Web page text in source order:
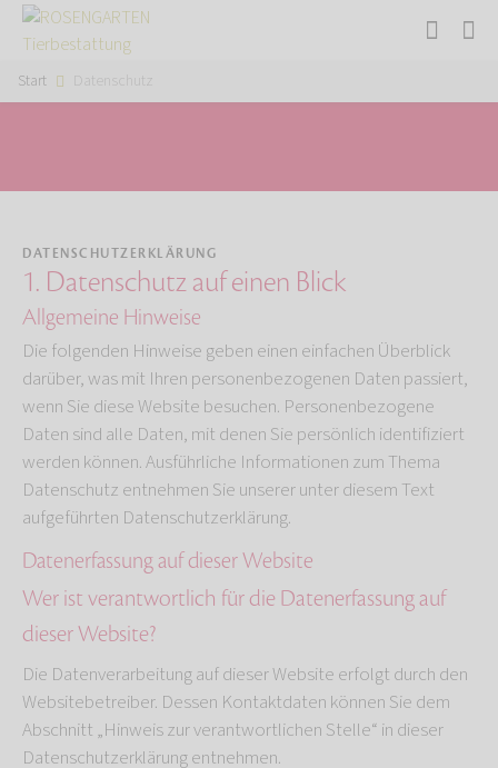
Start Datenschutz
DATENSCHUTZERKLÄRUNG
1. Datenschutz auf einen Blick
Allgemeine Hinweise
Die folgenden Hinweise geben einen einfachen Überblick
darüber, was mit Ihren personenbezogenen Daten passiert,
wenn Sie diese Website besuchen. Personenbezogene
Daten sind alle Daten, mit denen Sie persönlich identifiziert
werden können. Ausführliche Informationen zum Thema
Datenschutz entnehmen Sie unserer unter diesem Text
aufgeführten Datenschutzerklärung.
Datenerfassung auf dieser Website
Wer ist verantwortlich für die Datenerfassung auf
dieser Website?
Die Datenverarbeitung auf dieser Website erfolgt durch den
Websitebetreiber. Dessen Kontaktdaten können Sie dem
Abschnitt „Hinweis zur verantwortlichen Stelle“ in dieser
Datenschutzerklärung entnehmen.